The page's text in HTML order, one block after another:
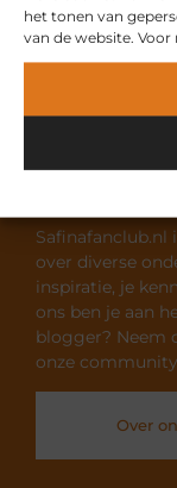
het tonen van
van de website.
Ontdek
Safinafanclub.nl
over diverse
inspiratie, je
ons ben je aan
blogger? Neem
onze
Over